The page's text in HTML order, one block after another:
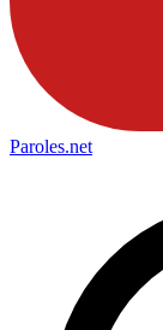
Paroles.net